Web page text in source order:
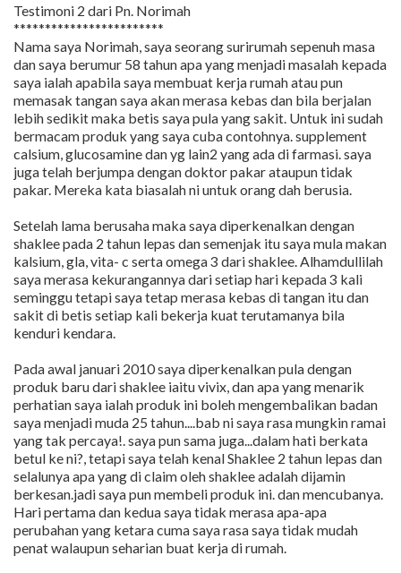
Testimoni 2 dari Pn. Norimah
************************
Nama saya Norimah, saya seorang surirumah sepenuh masa
dan saya berumur 58 tahun apa yang menjadi masalah kepada
saya ialah apabila saya membuat kerja rumah atau pun
memasak tangan saya akan merasa kebas dan bila berjalan
lebih sedikit maka betis saya pula yang sakit. Untuk ini sudah
bermacam produk yang saya cuba contohnya. supplement
calsium, glucosamine dan yg lain2 yang ada di farmasi. saya
juga telah berjumpa dengan doktor pakar ataupun tidak
pakar. Mereka kata biasalah ni untuk orang dah berusia.
Setelah lama berusaha maka saya diperkenalkan dengan
shaklee pada 2 tahun lepas dan semenjak itu saya mula makan
kalsium, gla, vita- c serta omega 3 dari shaklee. Alhamdullilah
saya merasa kekurangannya dari setiap hari kepada 3 kali
seminggu tetapi saya tetap merasa kebas di tangan itu dan
sakit di betis setiap kali bekerja kuat terutamanya bila
kenduri kendara.
Pada awal januari 2010 saya diperkenalkan pula dengan
produk baru dari shaklee iaitu vivix, dan apa yang menarik
perhatian saya ialah produk ini boleh mengembalikan badan
saya menjadi muda 25 tahun....bab ni saya rasa mungkin ramai
yang tak percaya!. saya pun sama juga...dalam hati berkata
betul ke ni?, tetapi saya telah kenal Shaklee 2 tahun lepas dan
selalunya apa yang di claim oleh shaklee adalah dijamin
berkesan.jadi saya pun membeli produk ini. dan mencubanya.
Hari pertama dan kedua saya tidak merasa apa-apa
perubahan yang ketara cuma saya rasa saya tidak mudah
penat walaupun seharian buat kerja di rumah.